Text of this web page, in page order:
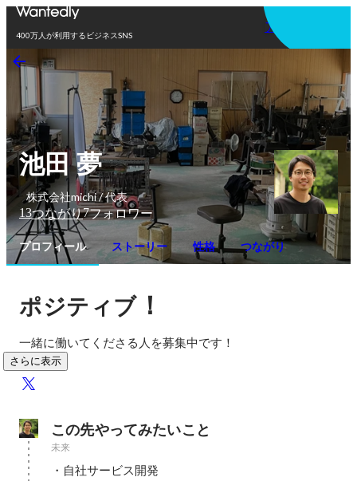
400万人が利用するビジネスSNS
アプリを使う
池田 夢
株式会社michi / 代表
13つながり7フォロワー
プロフィール ストーリー 性格 つながり
ポジティブ！
一緒に働いてくださる人を募集中です！
さらに表示
この先やってみたいこと
未来
・自社サービス開発